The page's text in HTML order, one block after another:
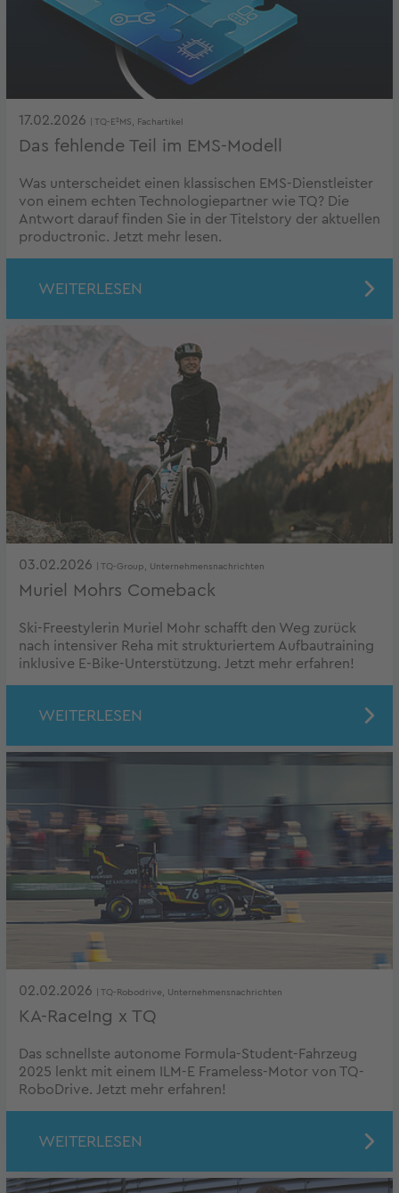
17.02.2026 | TQ-E²MS, Fachartikel
Das fehlende Teil im EMS-Modell
Was unterscheidet einen klassischen EMS-Dienstleister
von einem echten Technologiepartner wie TQ? Die
Antwort darauf finden Sie in der Titelstory der aktuellen
productronic. Jetzt mehr lesen.
WEITERLESEN
03.02.2026 | TQ-Group, Unternehmensnachrichten
Muriel Mohrs Comeback
Ski-Freestylerin Muriel Mohr schafft den Weg zurück
nach intensiver Reha mit strukturiertem Aufbautraining
inklusive E-Bike-Unterstützung. Jetzt mehr erfahren!
WEITERLESEN
02.02.2026 | TQ-Robodrive, Unternehmensnachrichten
KA-RaceIng x TQ
Das schnellste autonome Formula-Student-Fahrzeug
2025 lenkt mit einem ILM-E Frameless-Motor von TQ-
RoboDrive. Jetzt mehr erfahren!
WEITERLESEN